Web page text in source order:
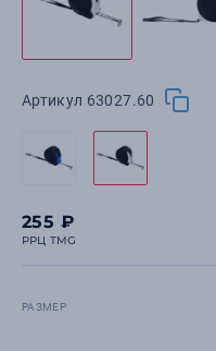
Артикул 63027.60
255 ₽
РРЦ TMG
РАЗМЕР